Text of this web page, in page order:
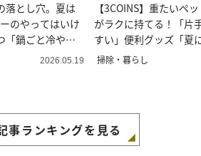
落とし穴。夏は
のやってはいけ
「鍋ごと冷やし
2026.05.19
【3COINS】重たいペ
がラクに持てる！「片
すい」便利グッズ「夏
る」
掃除・暮らし
事ランキングを見る